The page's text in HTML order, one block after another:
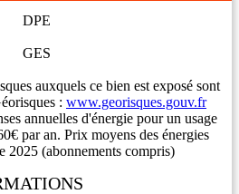
DPE
GES
auxquels ce bien est exposé sont
: www.georisques.gouv.fr
annuelles d'énergie pour un usage
par an. Prix moyens des énergies
2025 (abonnements compris)